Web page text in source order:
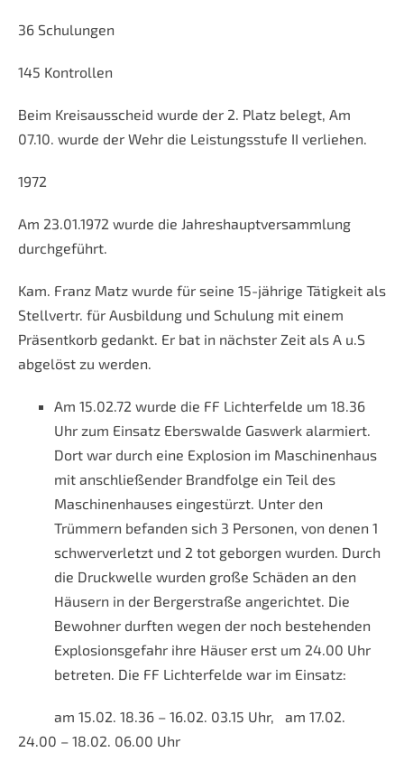
36 Schulungen
145 Kontrollen
Beim Kreisausscheid wurde der 2. Platz belegt, Am
07.10. wurde der Wehr die Leistungsstufe II verliehen.
1972
Am 23.01.1972 wurde die Jahreshauptversammlung
durchgeführt.
Kam. Franz Matz wurde für seine 15-jährige Tätigkeit als
Stellvertr. für Ausbildung und Schulung mit einem
Präsentkorb gedankt. Er bat in nächster Zeit als A u.S
abgelöst zu werden.
Am 15.02.72 wurde die FF Lichterfelde um 18.36
Uhr zum Einsatz Eberswalde Gaswerk alarmiert.
Dort war durch eine Explosion im Maschinenhaus
mit anschließender Brandfolge ein Teil des
Maschinenhauses eingestürzt. Unter den
Trümmern befanden sich 3 Personen, von denen 1
schwerverletzt und 2 tot geborgen wurden. Durch
die Druckwelle wurden große Schäden an den
Häusern in der Bergerstraße angerichtet. Die
Bewohner durften wegen der noch bestehenden
Explosionsgefahr ihre Häuser erst um 24.00 Uhr
betreten. Die FF Lichterfelde war im Einsatz:
am 15.02. 18.36 – 16.02. 03.15 Uhr, am 17.02.
24.00 – 18.02. 06.00 Uhr